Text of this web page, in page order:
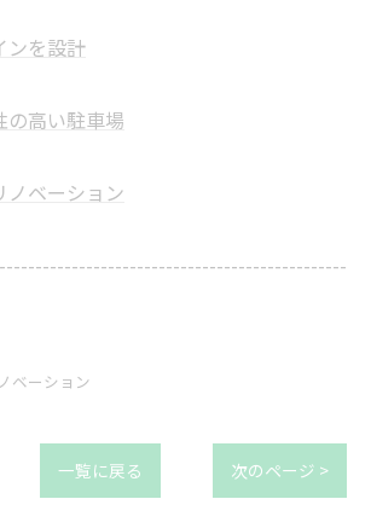
ンを設計
の高い駐車場
ノベーション
ベーション
一覧に戻る 次のページ >